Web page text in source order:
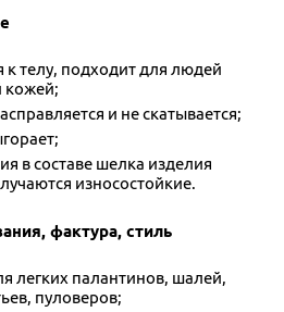
к телу, подходит для людей
кожей;
и не скатывается;
в составе шелка изделия
износостойкие.
фактура, стиль
легких палантинов, шалей,
пуловеров;